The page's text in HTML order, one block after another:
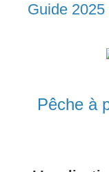
Guide
Pêche à